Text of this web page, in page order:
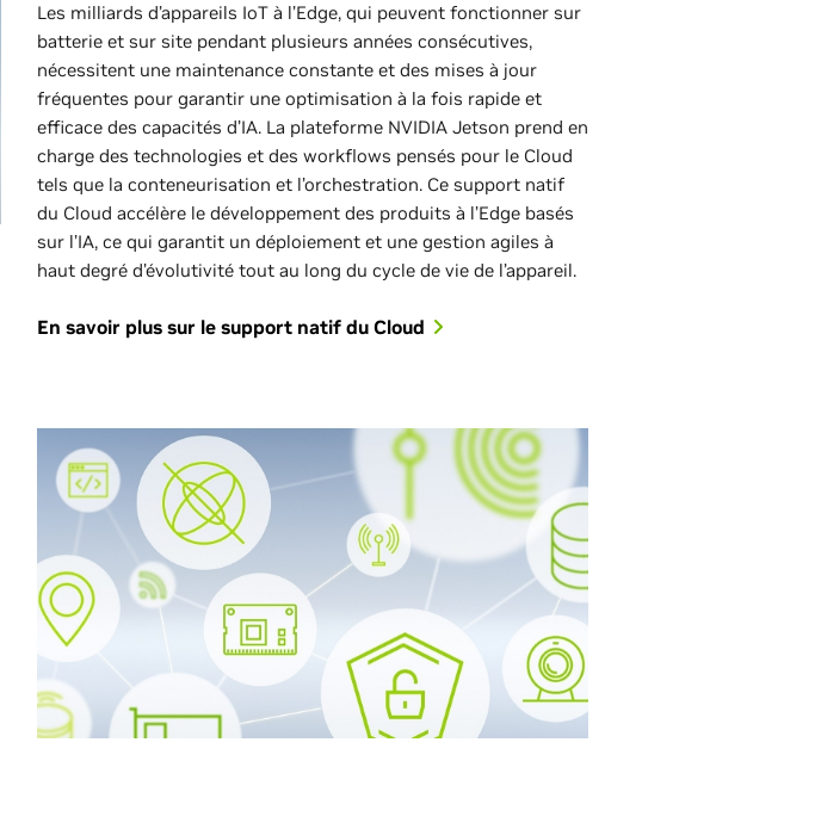
Les milliards d’appareils IoT à l’Edge, qui peuvent fonctionner sur
batterie et sur site pendant plusieurs années consécutives,
nécessitent une maintenance constante et des mises à jour
fréquentes pour garantir une optimisation à la fois rapide et
efficace des capacités d’IA. La plateforme NVIDIA Jetson prend en
charge des technologies et des workflows pensés pour le Cloud
tels que la conteneurisation et l’orchestration. Ce support natif
du Cloud accélère le développement des produits à l’Edge basés
sur l’IA, ce qui garantit un déploiement et une gestion agiles à
haut degré d’évolutivité tout au long du cycle de vie de l’appareil.
En savoir plus sur le support natif du Cloud